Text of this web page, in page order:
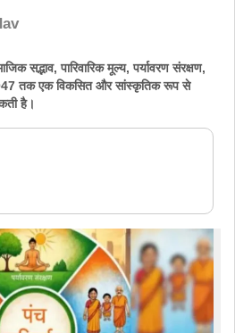
सद्भाव, पारिवारिक मूल्य, पर्यावरण संरक्षण,
तक एक विकसित और सांस्कृतिक रूप से
है।